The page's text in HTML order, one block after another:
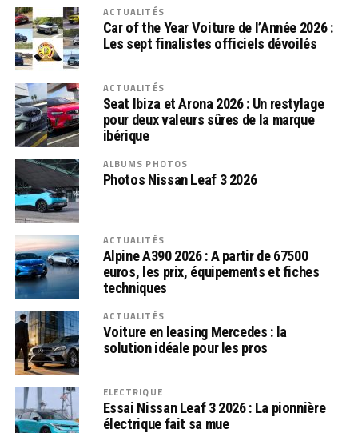
ACTUALITÉS
Car of the Year Voiture de l’Année 2026 :
Les sept finalistes officiels dévoilés
ACTUALITÉS
Seat Ibiza et Arona 2026 : Un restylage
pour deux valeurs sûres de la marque
ibérique
ALBUMS PHOTOS
Photos Nissan Leaf 3 2026
ACTUALITÉS
Alpine A390 2026 : A partir de 67500
euros, les prix, équipements et fiches
techniques
ACTUALITÉS
Voiture en leasing Mercedes : la
solution idéale pour les pros
ELECTRIQUE
Essai Nissan Leaf 3 2026 : La pionnière
électrique fait sa mue